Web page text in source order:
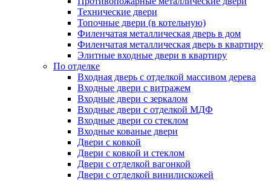
Технические двери
Топочные двери (в котельную)
Филенчатая металлическая дверь в дом
Филенчатая металлическая дверь в квартиру
Элитные входные двери в квартиру
По отделке
Входная дверь с отделкой массивом дерева
Входные двери с витражем
Входные двери с зеркалом
Входные двери с отделкой МДФ
Входные двери со стеклом
Входные кованые двери
Двери с ковкой
Двери с ковкой и стеклом
Двери с отделкой вагонкой
Двери с отделкой винилискожей